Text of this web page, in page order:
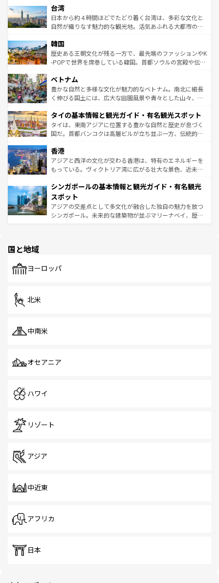
人々、おいしいローカルフードやハワイアンミュージッ
ク、伝統的なフラダンスなど、すべてがハワイの魅力を彩
っている。訪れるたびに新しい発見と感動が待っているハ
はコンテンツ一覧
リアリーフや大陸中央部にそびえるウルル（エアーズロッ
ク）、タスマニアの美しい原生林やケアンズの熱帯雨林な
ど、見どころがたくさん。また、カフェやワイン、オージ
いる。アクティビティも充実しており、サーフィンやダイ
ビング、ハイキングなど、アウトドア好きにはたまらな
い。オーストラリアの多彩な魅力を存分に味わいつくそ
参照してほしい。
台湾
日本から約４時間ほどでたどり着く台湾は、多彩な文化と
自然が織りなす魅力的な観光地。活気あふれる大都市の台
ン）、静ひつな山岳地帯である台湾東部など、都市の喧騒
と山間の静けさが共存しており、訪れる人に新しい発見と
驚きをもたらしてくれる。また、奥深い台湾の食文化も魅
容にもいいと評判のスイーツなど、バラエティ豊かな料理
が味わえる。 なお、新着の台湾情報は コンテンツ一覧を参
照してほしい。
韓国
歴史ある王朝文化が残る一方で、最先端のファッションやK
-POPで世界を席巻している韓国。首都ソウルの宮殿や伝統
き、地方に足を延ばせば四季折々の自然美を楽しむことが
できる。そして、キムチや焼肉、絶品のストリートフード
まで、さまざまな韓国料理が待っている。夜には、韓国な
リティに包まれながら、韓国の多彩な魅力を心ゆくまで味
わってみてほしい。 なお、新着の韓国情報はコンテンツ一
覧を参照してほしい。
ベトナム
豊かな自然と多様な文化が魅力的なベトナム。南北に細長
く伸びる国土には、広大な田園風景や青々とした山々、世
急速な発展と共に伝統が息づく。ハノイの古い町並みやホ
ーチミン市のフランス統治時代の建物も、独特の雰囲気を
醸し出している。また、バラエティの豊かさとおいしさで
とつ。フォーやバインミー、ベトナムコーヒーなどは、ぜ
ひ現地で味わいたい。どの地域を訪れてもあたたかい人々
が旅行者を迎えてくれるので、きっと忘れられない旅にな
参照してほしい。
タイの基本情報と観光ガイド・有名観光スポット
タイは、東南アジアに位置する豊かな自然と歴史が息づく
国だ。首都バンコクは高層ビルが立ち並ぶ一方、伝統的な
の活気が交差している。北部ではチェンマイなどの山岳地
帯で自然と触れ合い、南部ではプーケットやクラビの美し
いビーチでリゾート気分を楽しむことができる。タイ料理
激する。気候は一年中温暖で、どの季節にも異なる楽しみ
が待っている。親しみやすいタイの人々、仏教を中心とし
た文化、そして多様な観光資源が、訪れる旅人を魅了し続
ける。 なお、新着のタイ情報はコンテンツ一覧を参照して
香港
アジアと西洋の文化が交わる香港は、特有のエネルギーを
もっている。ヴィクトリア湾に広がる壮大な景色、近未来
み、どこを訪れても感動するはず。観光スポットが密集し
ており、効率よく見どころを回れるのも魅力。息をのむよ
うな絶景から文化的な体験まで、香港を存分に楽しみ尽く
そう。 なお、新着の香港情報はコンテンツ一覧を参照して
シンガポールの基本情報と観光ガイド・有名観光
スポット
アジアの交差点として多文化が融合した独自の魅力を放つ
シンガポール。未来的な建築物が並ぶマリーナベイ、歴史
で、ホーカーズは地元の風情を楽しめる外せないスポット
国と地域
ヨーロッパ
北米
中南米
オセアニア
ハワイ
リゾート
アジア
中近東
アフリカ
日本